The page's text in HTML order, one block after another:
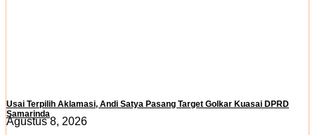
Usai Terpilih Aklamasi, Andi Satya Pasang Target Golkar Kuasai DPRD
Samarinda
Agustus 8, 2026